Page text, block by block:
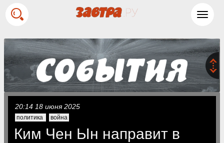
20:14 18 июня 2025
политика война
Ким Чен Ын направит в